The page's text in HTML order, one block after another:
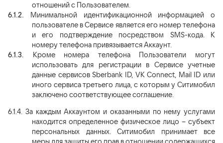
отношений с Пользователем.
6.1.2.
Минимальной идентификационной информацией о
пользователе в Сервисе является его номер телефона
и его подтверждение посредством SMS-кода. К
номеру телефона привязывается Аккаунт.
6.1.3.
Кроме номера телефона Пользователи могут
использовать для регистрации в Сервисе учетные
данные сервисов Sberbank ID, VK Connect, Mail ID или
иного сервиса третьего лица, с которым у Ситимобил
заключено соответствующее соглашение.
6.1.4. За каждым Аккаунтом и оказанными по нему услугами
находится определенное физическое лицо – субъект
персональных данных. Ситимобил принимает все